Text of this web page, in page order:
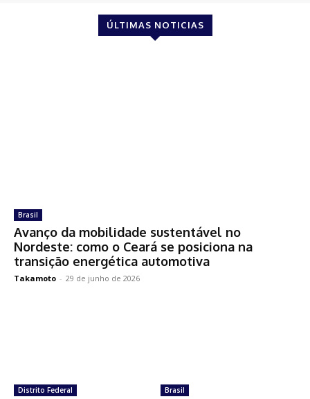
ÚLTIMAS NOTICIAS
Brasil
Avanço da mobilidade sustentável no
Nordeste: como o Ceará se posiciona na
transição energética automotiva
Takamoto - 29 de junho de 2026
Distrito Federal Brasil